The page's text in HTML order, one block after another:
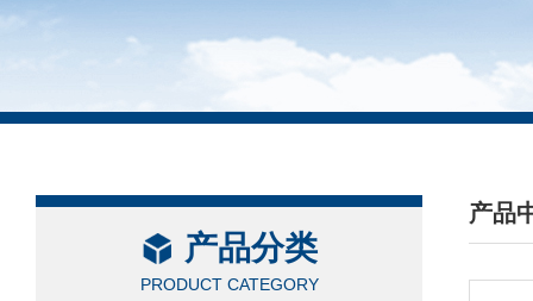
产品分类
PRODUCT CATEGORY
产品
/